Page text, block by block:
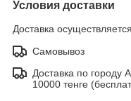
Условия доставки
Доставка
Самовывоз
Доставка по городу
10000 тенге